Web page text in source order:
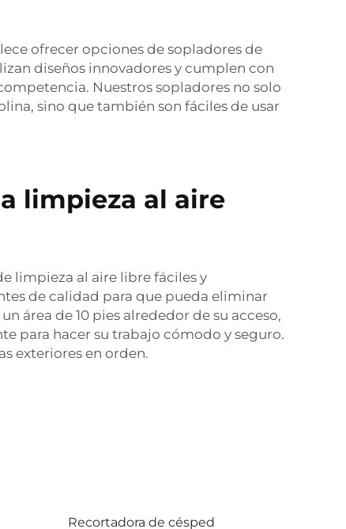
ofrecer opciones de sopladores de
diseños innovadores y cumplen con
Nuestros sopladores no solo
sino que también son fáciles de usar
limpieza al aire
limpieza al aire libre fáciles y
de calidad para que pueda eliminar
área de 10 pies alrededor de su acceso,
para hacer su trabajo cómodo y seguro.
exteriores en orden.
Recortadora de césped